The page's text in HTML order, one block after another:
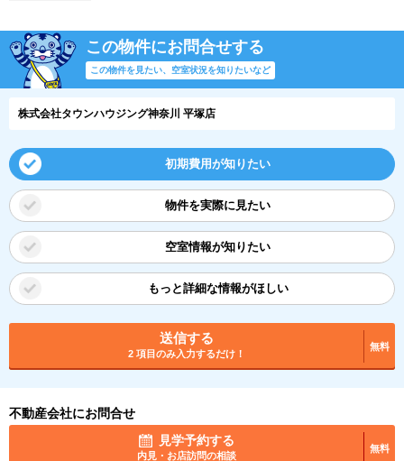
この物件にお問合せする
この物件を見たい、空室状況を知りたいなど
株式会社タウンハウジング神奈川 平塚店
初期費用が知りたい
物件を実際に見たい
空室情報が知りたい
もっと詳細な情報がほしい
送信する
2 項目のみ入力するだけ！
無料
不動産会社にお問合せ
見学予約する
内見・お店訪問の相談
無料